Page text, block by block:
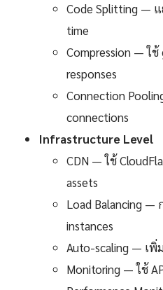
Code Splitting —
time
Compression — ใ
responses
Connection
connections
Infrastructure Level
CDN — ใช้
assets
Load Balancing —
instances
Auto-scaling — เพิ่
Monitoring — ใช้